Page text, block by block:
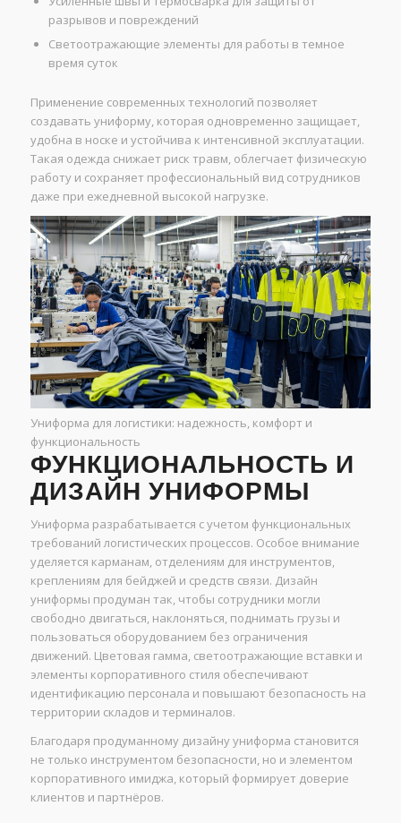
разрывов и повреждений
Светоотражающие элементы для работы в темное
время суток
Применение современных технологий позволяет
создавать униформу, которая одновременно защищает,
удобна в носке и устойчива к интенсивной эксплуатации.
Такая одежда снижает риск травм, облегчает физическую
работу и сохраняет профессиональный вид сотрудников
даже при ежедневной высокой нагрузке.
Униформа для логистики: надежность, комфорт и
функциональность
ФУНКЦИОНАЛЬНОСТЬ И
ДИЗАЙН УНИФОРМЫ
Униформа разрабатывается с учетом функциональных
требований логистических процессов. Особое внимание
уделяется карманам, отделениям для инструментов,
креплениям для бейджей и средств связи. Дизайн
униформы продуман так, чтобы сотрудники могли
свободно двигаться, наклоняться, поднимать грузы и
пользоваться оборудованием без ограничения
движений. Цветовая гамма, светоотражающие вставки и
элементы корпоративного стиля обеспечивают
идентификацию персонала и повышают безопасность на
территории складов и терминалов.
Благодаря продуманному дизайну униформа становится
не только инструментом безопасности, но и элементом
корпоративного имиджа, который формирует доверие
клиентов и партнёров.